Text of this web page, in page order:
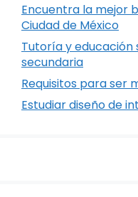
Encuentra la mejor
Ciudad de México
Tutoría y educación
secundaria
Requisitos para ser
Estudiar diseño de